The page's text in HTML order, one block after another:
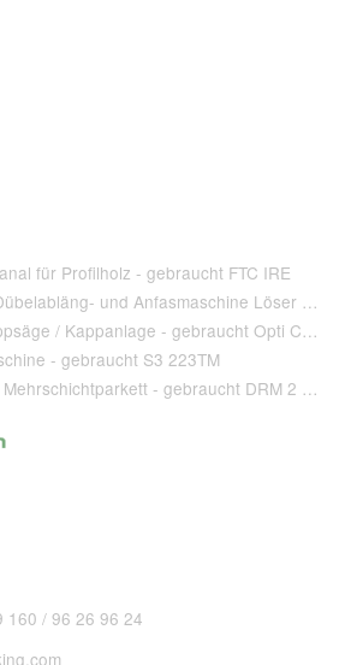
für Profilholz - gebraucht FTC IRE
Löser Dübelkränze für Dübelabläng- und Anfasmaschine Löser Type AA 220 - gebraucht
Weinig Optimierungskappsäge / Kappanlage - gebraucht Opti Cut 90
- gebraucht S3 223TM
Soest Verleimanlage für Mehrschichtparkett - gebraucht DRM 2 1 400 + T 80
160 / 96 26 96 24